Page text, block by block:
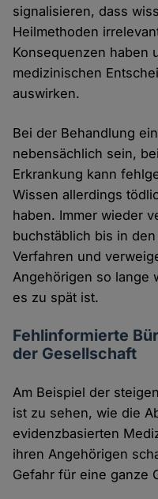
signalisieren, dass
Heilmethoden
Konsequenzen haben
medizinischen
auswirken.
Bei der Behandlung
nebensächlich sein,
Erkrankung kann
Wissen allerdings
haben. Immer wieder
buchstäblich bis in
Verfahren und
Angehörigen so lange
es zu spät ist.
Fehlinformierte
der Gesellschaft
Am Beispiel der
ist zu sehen, wie die
evidenzbasierten
ihren Angehörigen
Gefahr für eine ganze